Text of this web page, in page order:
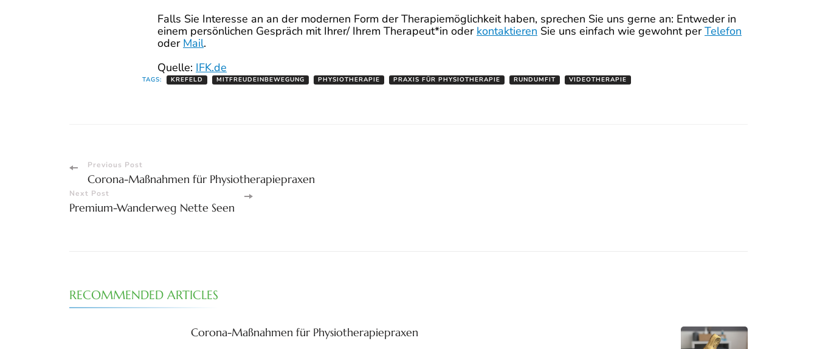
Falls Sie Interesse an an der modernen Form der Therapiemöglichkeit haben, sprechen Sie uns gerne an: Entweder in
einem persönlichen Gespräch mit Ihrer/ Ihrem Therapeut*in oder kontaktieren Sie uns einfach wie gewohnt perTelefon
oder Mail.
Quelle: IFK.de
TAGS: KREFELD MITFREUDEINBEWEGUNG PHYSIOTHERAPIE PRAXIS FÜR PHYSIOTHERAPIE RUNDUMFIT VIDEOTHERAPIE
Post
Navigation
Previous Post
Corona-Maßnahmen für Physiotherapiepraxen
Next Post
Premium-Wanderweg Nette Seen
RECOMMENDED ARTICLES
Corona-Maßnahmen für Physiotherapiepraxen